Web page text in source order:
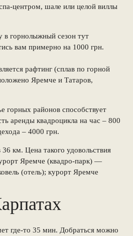
центром, шале или целой виллы
в горнолыжный сезон тут
вам примерно на 1000 грн.
рафтинг (сплав по горной
Яремче и Татаров,
горных районов способствует
аренды квадроцикла на час – 800
– 4000 грн.
км. Цена такого удовольствия
Яремче (квадро-парк) —
(отель); курорт Яремче
где-то 35 мин. Добраться можно